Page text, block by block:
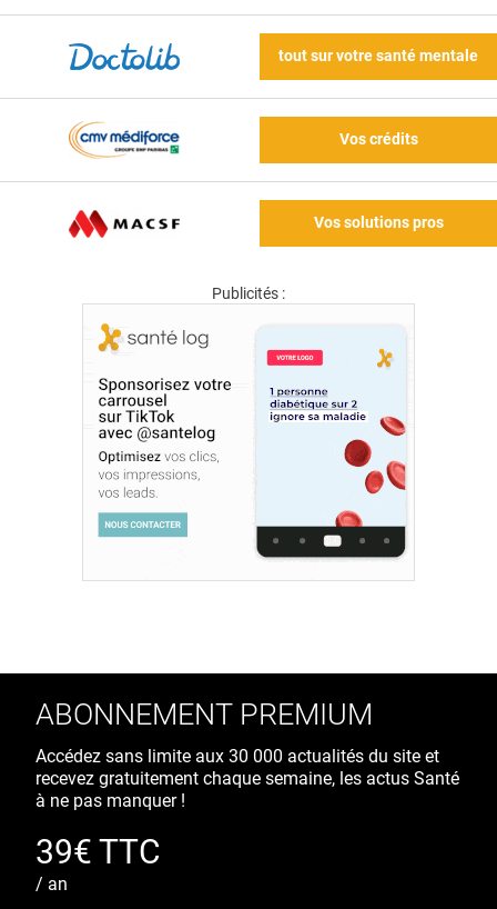
tout sur votre santé mentale
Vos crédits
Vos solutions pros
Publicités :
ABONNEMENT PREMIUM
Accédez sans limite aux 30 000 actualités du site et
recevez gratuitement chaque semaine, les actus Santé
à ne pas manquer !
39€ TTC
/ an